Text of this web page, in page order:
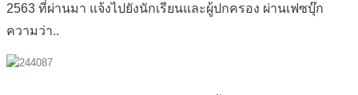
2563 ที่ผ่านมา แจ้งไปยังนักเรียนและผู้ปกครอง ผ่านเฟซบุ๊ก
ความว่า..